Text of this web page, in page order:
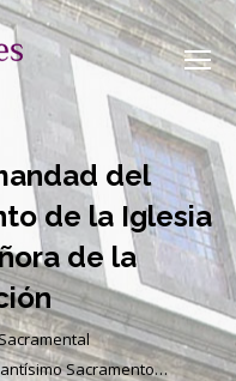
del
de la Iglesia
de la
Sacramento…